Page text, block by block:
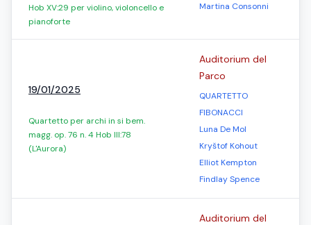
Hob XV:29 per violino, violoncello e
pianoforte
Martina Consonni
19/01/2025
Quartetto per archi in si bem.
magg. op. 76 n. 4 Hob III:78
(L'Aurora)
Auditorium del
Parco
QUARTETTO
FIBONACCI
Luna De Mol
Kryštof Kohout
Elliot Kempton
Findlay Spence
Auditorium del